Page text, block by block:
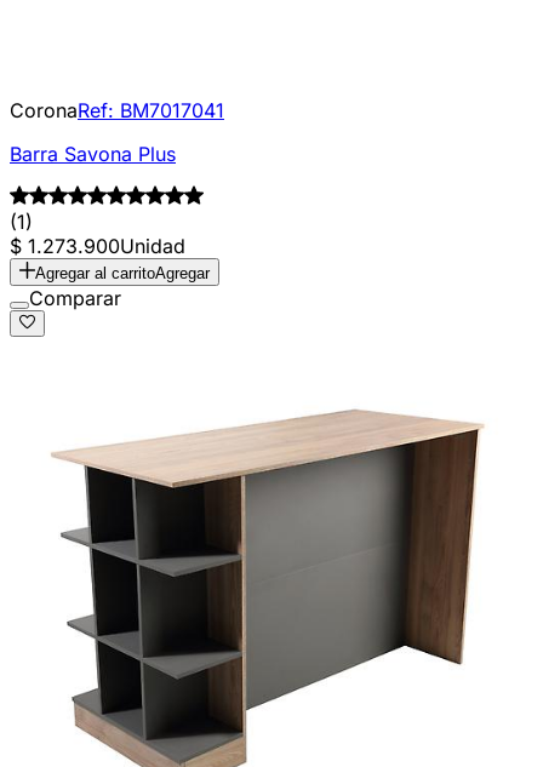
CoronaRef: BM7017041
Barra Savona Plus
(1)
$ 1.273.900Unidad
Agregar al carritoAgregar
Comparar